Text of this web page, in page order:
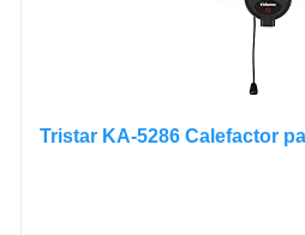
Tristar KA-5286 Calefactor